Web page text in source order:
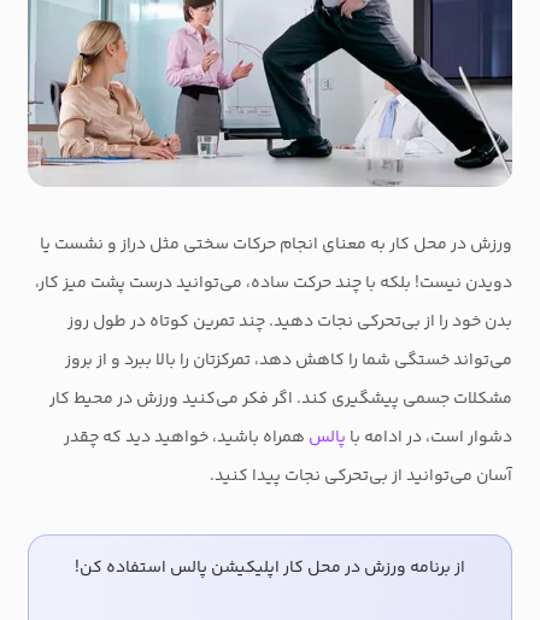
ورزش در محل کار به معنای انجام حرکات سختی مثل دراز و نشست یا
دویدن نیست! بلکه با چند حرکت ساده، می‌توانید درست پشت میز کار،
بدن خود را از بی‌تحرکی نجات دهید. چند تمرین کوتاه در طول روز
می‌تواند خستگی شما را کاهش دهد، تمرکزتان را بالا ببرد و از بروز
مشکلات جسمی پیشگیری کند. اگر فکر می‌کنید ورزش در محیط کار
دشوار است، در ادامه با پالس همراه باشید، خواهید دید که چقدر
آسان می‌توانید از بی‌تحرکی نجات پیدا کنید.
از برنامه ورزش در محل کار اپلیکیشن پالس استفاده کن!